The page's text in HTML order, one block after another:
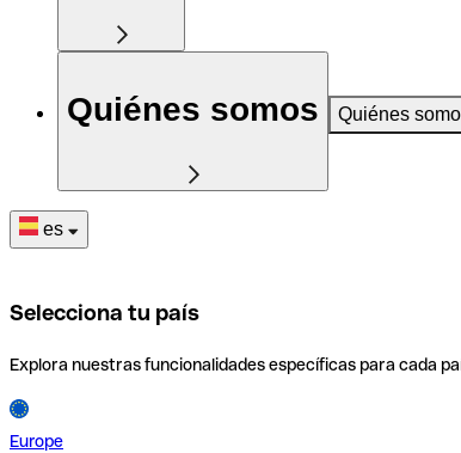
Quiénes somos Quiénes
es
Selecciona tu país
Explora nuestras funcionalidades específicas para cada
Europe